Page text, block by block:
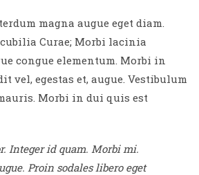
magna augue eget diam.
Curae; Morbi lacinia
congue elementum. Morbi in
vel, egestas et, augue. Vestibulum
Morbi in dui quis est
Integer id quam. Morbi mi.
Proin sodales libero eget